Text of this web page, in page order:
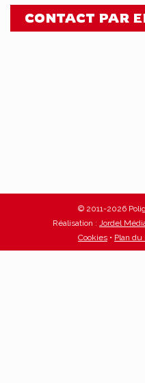
CONTACT PAR
© 2011-2026
Réalisation : Jordel
Cookies • Plan du